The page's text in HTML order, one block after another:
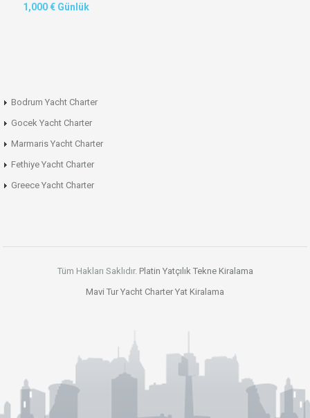
1,000 € Günlük
Bodrum Yacht Charter
Gocek Yacht Charter
Marmaris Yacht Charter
Fethiye Yacht Charter
Greece Yacht Charter
Tüm Hakları Saklıdır. Platin Yatçılık Tekne Kiralama
Mavi Tur Yacht Charter Yat Kiralama